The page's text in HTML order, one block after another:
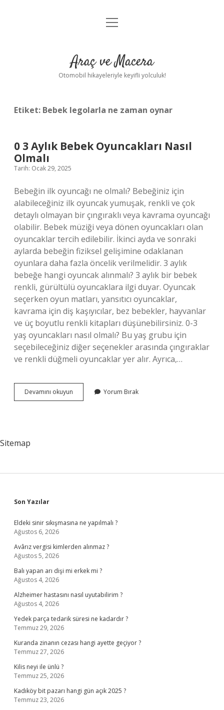
Anasayfa
Yasal Uyarı
menüyü
Araç ve Macera
Otomobil hikayeleriyle keyifli yolculuk!
Etiket: Bebek legolarla ne zaman oynar
0 3 Aylık Bebek Oyuncakları Nasıl
Olmalı
Tarih: Ocak 29, 2025
Bebeğin ilk oyuncağı ne olmalı? Bebeğiniz için
alabileceğiniz ilk oyuncak yumuşak, renkli ve çok
detaylı olmayan bir çıngıraklı veya kavrama oyuncağı
olabilir. Bebek müziği veya dönen oyuncakları olan
oyuncaklar tercih edilebilir. İkinci ayda ve sonraki
aylarda bebeğin fiziksel gelişimine odaklanan
oyunlara daha fazla öncelik verilmelidir. 3 aylık
bebeğe hangi oyuncak alınmalı? 3 aylık bir bebek
renkli, gürültülü oyuncaklara ilgi duyar. Oyuncak
seçerken oyun matları, yansıtıcı oyuncaklar,
kavrama için diş kaşıyıcılar, bez bebekler, hayvanlar
ve üç boyutlu renkli kitapları düşünebilirsiniz. 0-3
yaş oyuncakları nasıl olmalı? Bu yaş grubu için
seçebileceğiniz diğer seçenekler arasında çıngıraklar
ve renkli düğmeli oyuncaklar yer alır. Ayrıca,…
Devamını okuyun
3
Yorum Bırak
Sitemap
Sidebar
Son Yazılar
Eldeki sinir sıkışmasına ne yapılmalı ?
Ağustos 6, 2026
Avârız vergisi kimlerden alınmaz ?
Ağustos 5, 2026
Balı yapan arı dişi mi erkek mi ?
Ağustos 4, 2026
Alzheimer hastasını nasıl uyutabilirim ?
Ağustos 4, 2026
Yedek parça tedarik süresi ne kadardır ?
Temmuz 29, 2026
Kuranda zinanın cezası hangi ayette geçiyor ?
Temmuz 27, 2026
Kilis neyi ile ünlü ?
Temmuz 25, 2026
Kadıköy bit pazarı hangi gün açık 2025 ?
Temmuz 23, 2026